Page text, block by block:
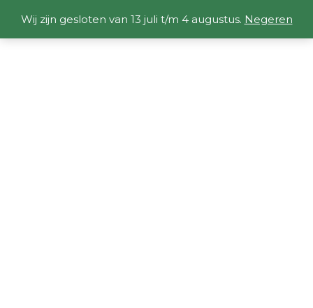
Wij zijn gesloten van 13 juli t/m 4 augustus. Negeren